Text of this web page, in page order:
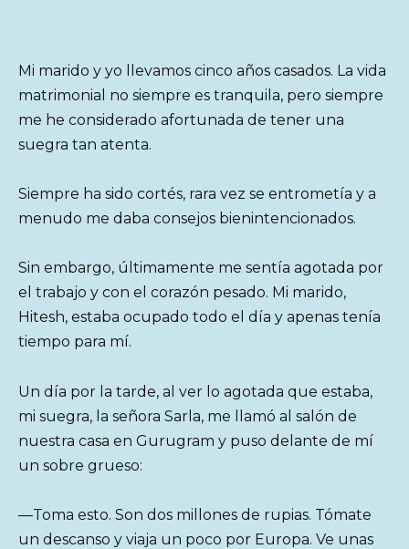
Mi marido y yo llevamos cinco años casados. La vida
matrimonial no siempre es tranquila, pero siempre
me he considerado afortunada de tener una
suegra tan atenta.
Siempre ha sido cortés, rara vez se entrometía y a
menudo me daba consejos bienintencionados.
Sin embargo, últimamente me sentía agotada por
el trabajo y con el corazón pesado. Mi marido,
Hitesh, estaba ocupado todo el día y apenas tenía
tiempo para mí.
Un día por la tarde, al ver lo agotada que estaba,
mi suegra, la señora Sarla, me llamó al salón de
nuestra casa en Gurugram y puso delante de mí
un sobre grueso:
—Toma esto. Son dos millones de rupias. Tómate
un descanso y viaja un poco por Europa. Ve unas